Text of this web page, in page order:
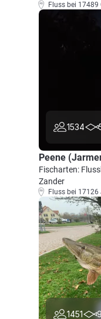
Fluss bei 17489
1534
Peene
Fischarten:
Zander
Fluss bei 17126
1451